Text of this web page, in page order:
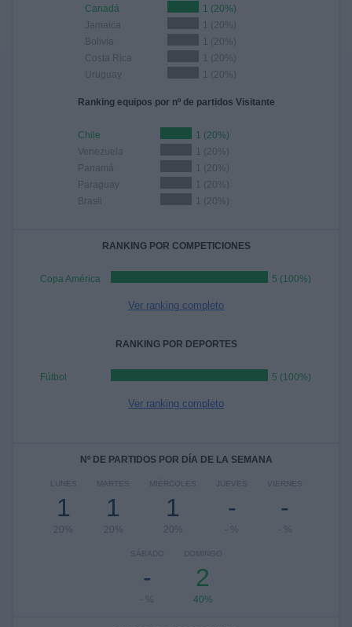
Canadá
1 (20%)
Jamaica
1 (20%)
Bolivia
1 (20%)
Costa Rica
1 (20%)
Uruguay
1 (20%)
Ranking equipos por nº de partidos Visitante
Chile
1 (20%)
Venezuela
1 (20%)
Panamá
1 (20%)
Paraguay
1 (20%)
Brasil
1 (20%)
RANKING POR COMPETICIONES
Copa América 5 (100%)
Ver ranking completo
RANKING POR DEPORTES
Fútbol 5 (100%)
Ver ranking completo
Nº DE PARTIDOS POR DÍA DE LA SEMANA
LUNES
1
20%
MARTES
1
20%
MIÉRCOLES
1
20%
JUEVES
-
- %
VIERNES
-
- %
SÁBADO
-
- %
DOMINGO
2
40%